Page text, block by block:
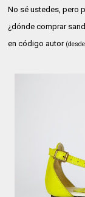
No sé ustedes, pero
¿dónde comprar
en código autor